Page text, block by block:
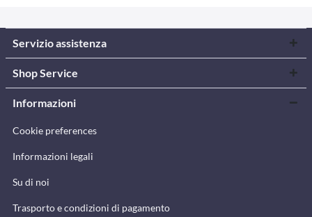
Servizio assistenza
Shop Service
Informazioni
Cookie preferences
Informazioni legali
Su di noi
Trasporto e condizioni di pagamento